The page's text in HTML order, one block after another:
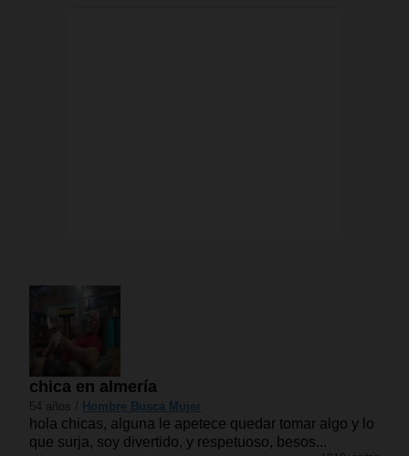
chica en almería
54 años / Hombre Busca Mujer
hola chicas, alguna le apetece quedar tomar algo y lo
que surja, soy divertido, y respetuoso, besos...